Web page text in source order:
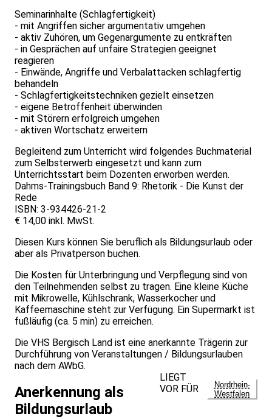
Seminarinhalte (Schlagfertigkeit)
- mit Angriffen sicher argumentativ umgehen
- aktiv Zuhören, um Gegenargumente zu entkräften
- in Gesprächen auf unfaire Strategien geeignet
reagieren
- Einwände, Angriffe und Verbalattacken schlagfertig
behandeln
- Schlagfertigkeitstechniken gezielt einsetzen
- eigene Betroffenheit überwinden
- mit Störern erfolgreich umgehen
- aktiven Wortschatz erweitern
Begleitend zum Unterricht wird folgendes Buchmaterial
zum Selbsterwerb eingesetzt und kann zum
Unterrichtsstart beim Dozenten erworben werden.
Dahms-Trainingsbuch Band 9: Rhetorik - Die Kunst der
Rede
ISBN: 3-934426-21-2
€ 14,00 inkl. MwSt.
Diesen Kurs können Sie beruflich als Bildungsurlaub oder
aber als Privatperson buchen.
Die Kosten für Unterbringung und Verpflegung sind von
den Teilnehmenden selbst zu tragen. Eine kleine Küche
mit Mikrowelle, Kühlschrank, Wasserkocher und
Kaffeemaschine steht zur Verfügung. Ein Supermarkt ist
fußläufig (ca. 5 min) zu erreichen.
Die VHS Bergisch Land ist eine anerkannte Trägerin zur
Durchführung von Veranstaltungen / Bildungsurlauben
nach dem AWbG.
Anerkennung als
Bildungsurlaub
LIEGT
VOR FÜR
Nordrhein-
Westfalen